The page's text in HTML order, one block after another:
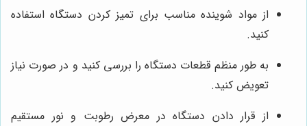
از مواد شوینده مناسب برای تمیز کردن دستگاه استفاده
کنید.
به طور منظم قطعات دستگاه را بررسی کنید و در صورت نیاز
تعویض کنید.
از قرار دادن دستگاه در معرض رطوبت و نور مستقیم